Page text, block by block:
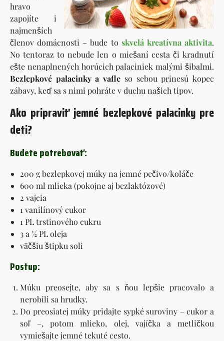
hravo
zapojíte i
najmenších
členov domácnosti – bude to skvelá kreatívna aktivita.
No tentoraz to nebude len o miešaní cesta či kradnutí
ešte nenaplnených horúcich palaciniek malými šibalmi.
Bezlepkové palacinky a vafle so sebou prinesú kopec
zábavy, keď sa s nimi pohráte v duchu našich tipov.
Ako pripraviť jemné bezlepkové palacinky pre
deti?
Budete potrebovať:
200 g bezlepkovej múky na jemné pečivo/koláče
600 ml mlieka (pokojne aj bezlaktózové)
2 vajcia
1 vanilínový cukor
1 PL trstinového cukru
3 a ½ PL oleja
väčšiu štipku soli
Postup:
Múku preosejte, aby sa s ňou lepšie pracovalo a
nerobili sa hrudky.
Do preosiatej múky pridajte sypké suroviny – cukor a
soľ –, potom mlieko, olej, vajíčka a metličkou
vymiešajte jemné tekuté cesto.